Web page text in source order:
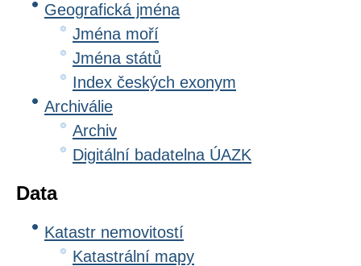
Geografická jména
Jména moří
Jména států
Index českých exonym
Archiválie
Archiv
Digitální badatelna ÚAZK
Data
Katastr nemovitostí
Katastrální mapy